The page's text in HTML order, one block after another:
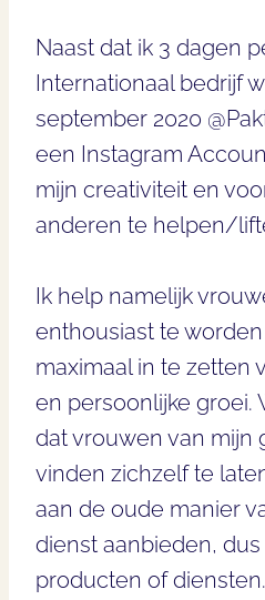
Naast dat ik 3 dagen
Internationaal bedrijf
september 2020
een Instagram
mijn creativiteit en
anderen te helpen/
Ik help namelijk
enthousiast te
maximaal in te zetten
en persoonlijke groei.
dat vrouwen van mijn
vinden zichzelf te
aan de oude manier
dienst aanbieden,
producten of